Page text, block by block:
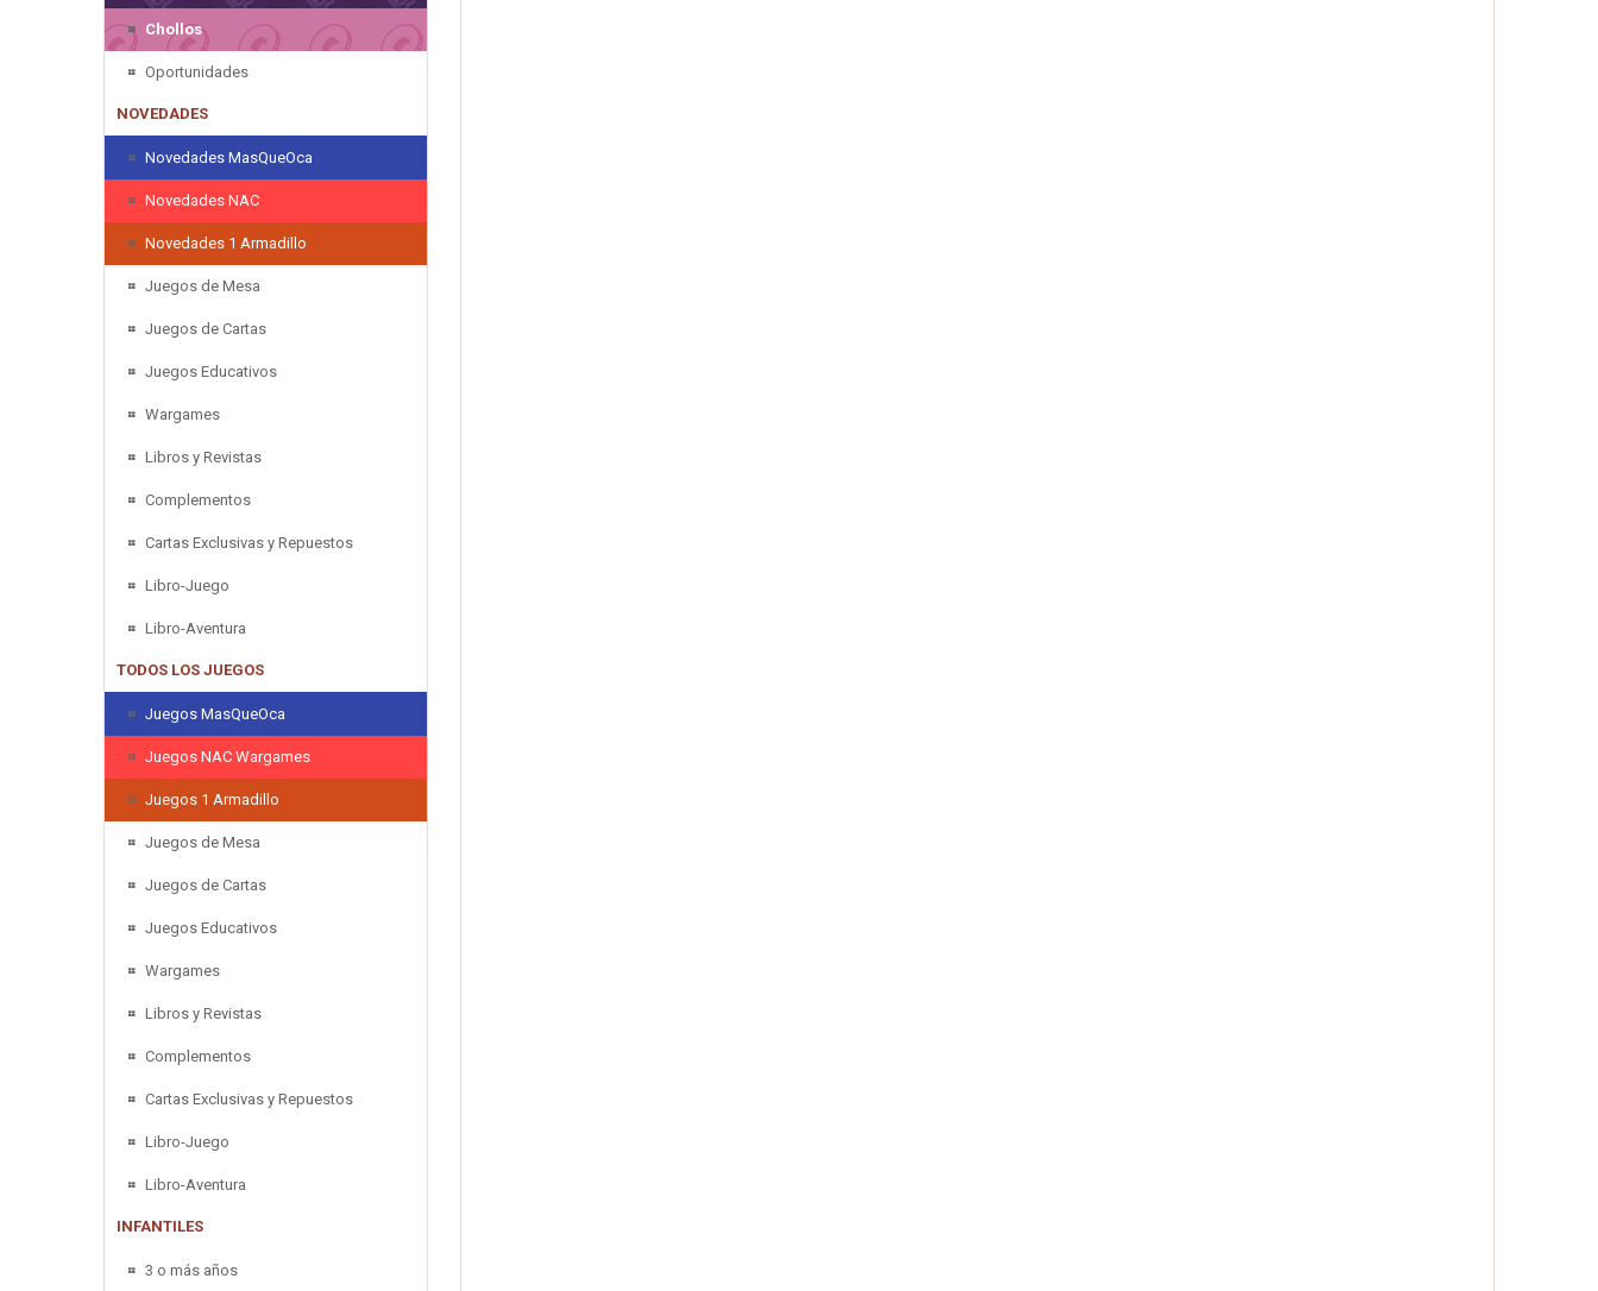
Chollos
Oportunidades
NOVEDADES
Novedades MasQueOca
Novedades NAC
Novedades 1 Armadillo
Juegos de Mesa
Juegos de Cartas
Juegos Educativos
Wargames
Libros y Revistas
Complementos
Cartas Exclusivas y Repuestos
Libro-Juego
Libro-Aventura
TODOS LOS JUEGOS
Juegos MasQueOca
Juegos NAC Wargames
Juegos 1 Armadillo
Juegos de Mesa
Juegos de Cartas
Juegos Educativos
Wargames
Libros y Revistas
Complementos
Cartas Exclusivas y Repuestos
Libro-Juego
Libro-Aventura
INFANTILES
3 o más años